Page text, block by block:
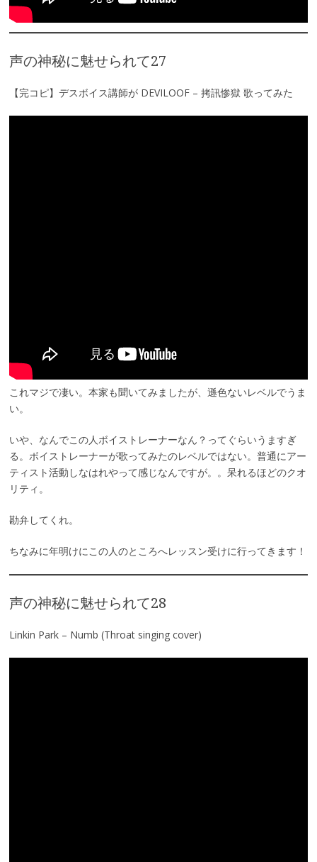
声の神秘に魅せられて27
【完コピ】デスボイス講師が DEVILOOF – 拷訊惨獄 歌ってみた
これマジで凄い。本家も聞いてみましたが、遜色ないレベルでうま
い。
いや、なんでこの人ボイストレーナーなん？ってぐらいうますぎ
る。ボイストレーナーが歌ってみたのレベルではない。普通にアー
ティスト活動しなはれやって感じなんですが。。呆れるほどのクオ
リティ。
勘弁してくれ。
ちなみに年明けにこの人のところへレッスン受けに行ってきます！
声の神秘に魅せられて28
Linkin Park – Numb (Throat singing cover)